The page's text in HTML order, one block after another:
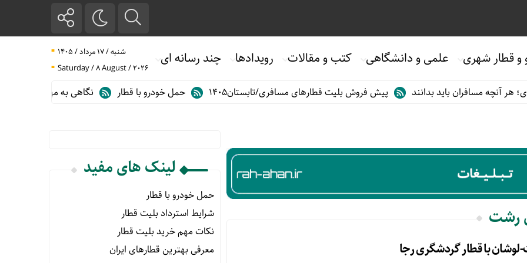
و قطار شهری علمی و دانشگاهی کتب و مقالات رویدادها چند رسانه ای
شنبه / ۱۷ مرداد / ۱۴۰۵
Saturday / 8 August / 2026
آنچه مسافران باید بدانند پیش فروش بلیت قطارهای مسافری/تابستان۱۴۰۵ حمل خودرو با قطار نگاهی به مهم ترین آمارهای حمل
رشت
با قطار گردشگری رجا
لینک های مفید
حمل خودرو با قطار
شرایط استرداد بلیت قطار
نکات مهم خرید بلیت قطار
معرفی بهترین قطارهای ایران